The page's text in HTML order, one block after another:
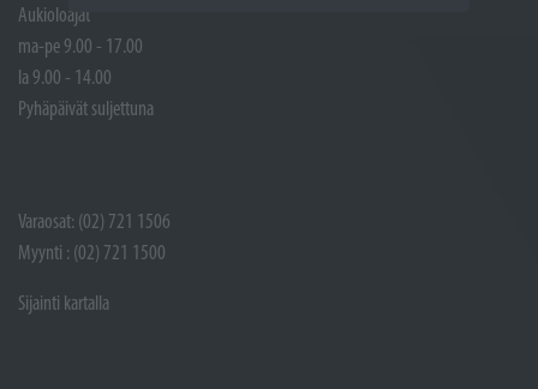
Aukioloajat
ma-pe 9.00 - 17.00
la 9.00 - 14.00
Pyhäpäivät suljettuna
Varaosat: (02) 721 1506
Myynti : (02) 721 1500
Sijainti kartalla